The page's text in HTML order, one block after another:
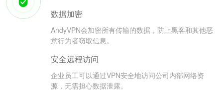
数据加密
AndyVPN会加密所有传输的数据，防止黑客和其他恶
意行为者窃取信息。
安全远程访问
企业员工可以通过VPN安全地访问公司内部网络资
源，无需担心数据泄露。